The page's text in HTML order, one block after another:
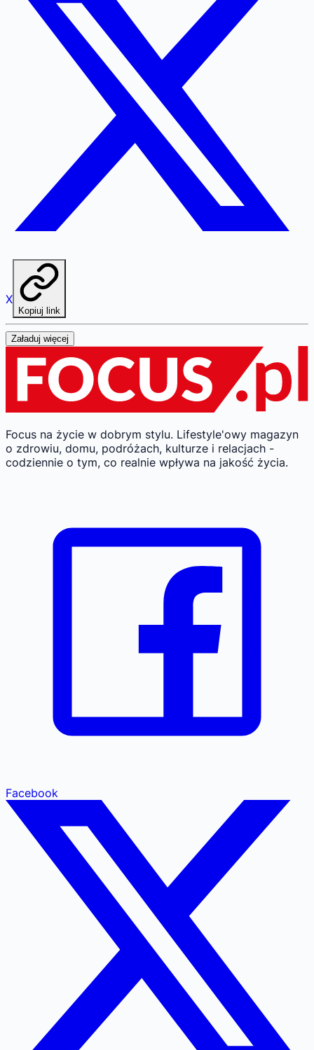
X
Kopiuj link
Załaduj więcej
Focus na życie w dobrym stylu. Lifestyle'owy magazyn
o zdrowiu, domu, podróżach, kulturze i relacjach -
codziennie o tym, co realnie wpływa na jakość życia.
Facebook